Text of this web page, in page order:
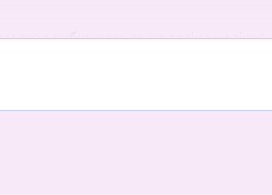
на рівні очей або підключіть Bluetooth-